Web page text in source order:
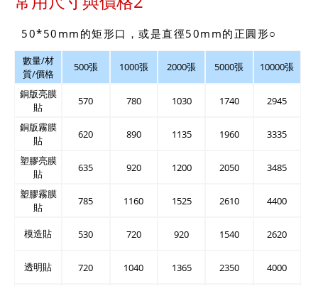
50*50mm的矩形口，或是直徑50mm的正圓形○
數量/材
質/價格
銅版亮膜
貼
銅版霧膜
貼
塑膠亮膜
貼
塑膠霧膜
貼
模造貼
透明貼
500張
570
620
635
785
530
720
1000張
780
890
920
1160
720
1040
2000張
1030
1135
1200
1525
920
1365
5000張
1740
1960
2050
2610
1540
2350
10000張
2945
3335
3485
4400
2620
4000